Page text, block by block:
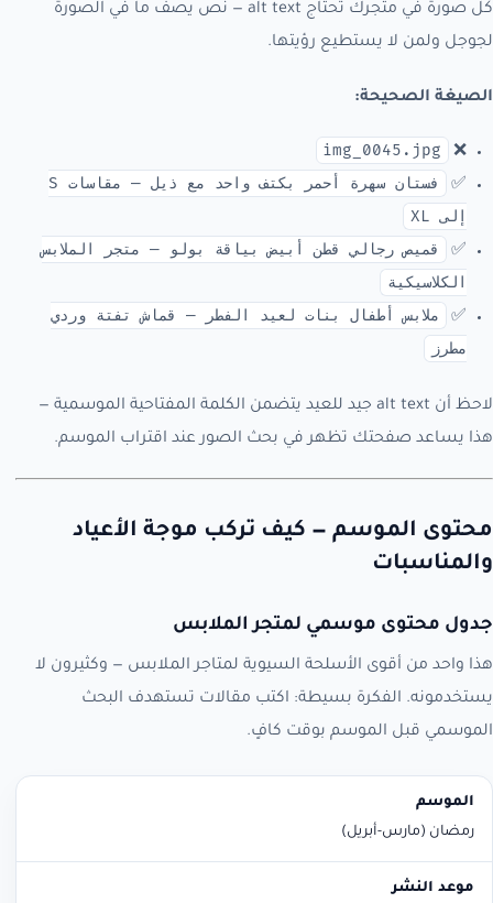
كل صورة في متجرك تحتاج alt text — نص يصف ما في الصورة
لجوجل ولمن لا يستطيع رؤيتها.
الصيغة الصحيحة:
❌
img_0045.jpg
✅
فستان سهرة أحمر بكتف واحد مع ذيل — مقاسات S
إلى XL
✅
قميص رجالي قطن أبيض بياقة بولو — متجر الملابس
الكلاسيكية
✅
ملابس أطفال بنات لعيد الفطر — قماش تفتة وردي
مطرز
لاحظ أن alt text جيد للعيد يتضمن الكلمة المفتاحية الموسمية —
هذا يساعد صفحتك تظهر في بحث الصور عند اقتراب الموسم.
محتوى الموسم — كيف تركب موجة الأعياد
والمناسبات
جدول محتوى موسمي لمتجر الملابس
هذا واحد من أقوى الأسلحة السيوية لمتاجر الملابس — وكثيرون لا
يستخدمونه. الفكرة بسيطة: اكتب مقالات تستهدف البحث
الموسمي قبل الموسم بوقت كافٍ.
الموسم
رمضان (مارس-أبريل)